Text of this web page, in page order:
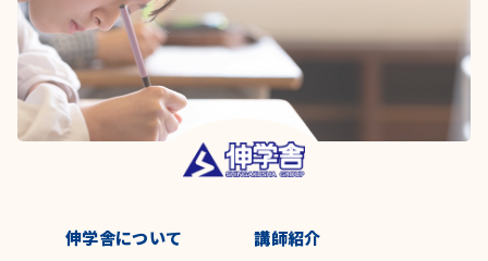
伸学舎について 講師紹介